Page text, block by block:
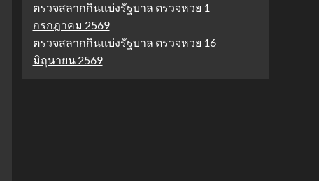
ตรวจสลากกินแบ่งรัฐบาล ตรวจหวย 1
กรกฎาคม 2569
ตรวจสลากกินแบ่งรัฐบาล ตรวจหวย 16
มิถุนายน 2569